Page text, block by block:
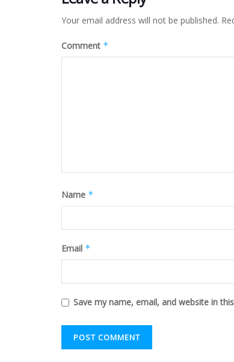
Your email address will not be published.
Comment *
Name *
Email *
Save my name, email, and website in